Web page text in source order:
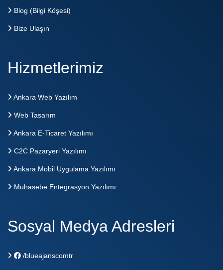
Blog (Bilgi Köşesi)
Bize Ulaşın
Hizmetlerimiz
Ankara Web Yazılım
Web Tasarım
Ankara E-Ticaret Yazılımı
C2C Pazaryeri Yazılımı
Ankara Mobil Uygulama Yazılımı
Muhasebe Entegrasyon Yazılımı
Sosyal Medya Adresleri
/blueajanscomtr